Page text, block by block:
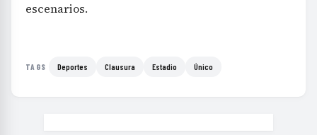
escenarios.
TAGS Deportes Clausura Estadio Único